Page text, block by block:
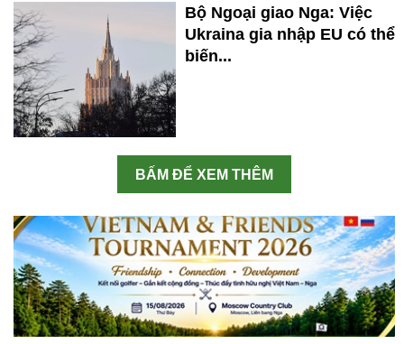
Bộ Ngoại giao Nga: Việc
Ukraina gia nhập EU có thể
biến...
BẤM ĐỂ XEM THÊM